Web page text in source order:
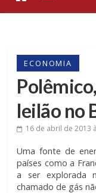
ECONOMIA
leilão no
16 de abril de 2013
Uma fonte de
países como a
a ser explorada
chamado de gás